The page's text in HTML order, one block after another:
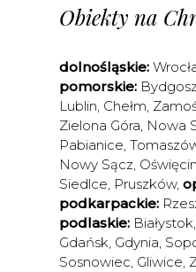
Obiekty na
dolnośląskie:
pomorskie:
Lublin, Chełm,
Zielona Góra, Nowa
Pabianice,
Nowy Sącz,
Siedlce, Pruszków,
podkarpackie:
podlaskie: Białystok,
Gdańsk, Gdynia,
Sosnowiec, Gliwice,